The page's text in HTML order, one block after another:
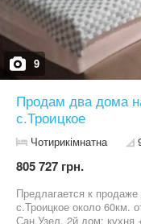
9
Продам два дома
с.Троицкое
Чотирикімнатна
805 727 грн.
Предлагается к
с.Троицкое около 60км.
Сан.Узел. 2й дом: